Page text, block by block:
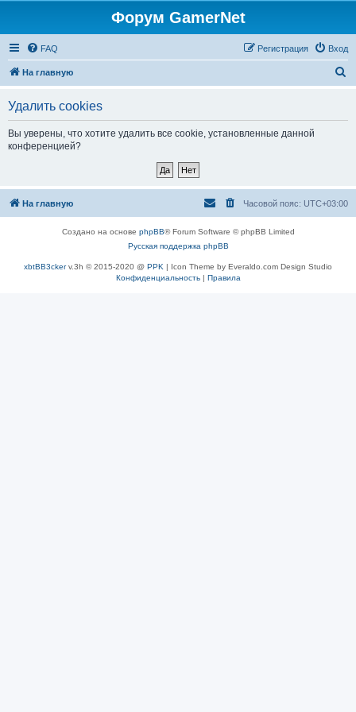
Форум GamerNet
FAQ Вход
Регистрация
На главную
Удалить cookies
Вы уверены, что хотите удалить все cookie, установленные данной
конференцией?
На главную Часовой пояс: UTC+03:00
Создано на основе phpBB® Forum Software © phpBB Limited
Русская поддержка phpBB
xbtBB3ckerv.3h © 2015-2020 @ PPK | Icon Theme by Everaldo.com Design Studio
Конфиденциальность| Правила